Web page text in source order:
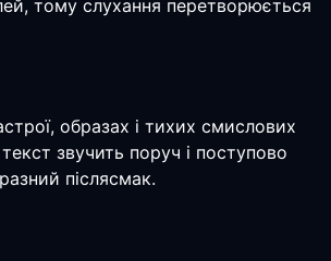
тому слухання перетворюється
образах і тихих смислових
звучить поруч і поступово
післясмак.